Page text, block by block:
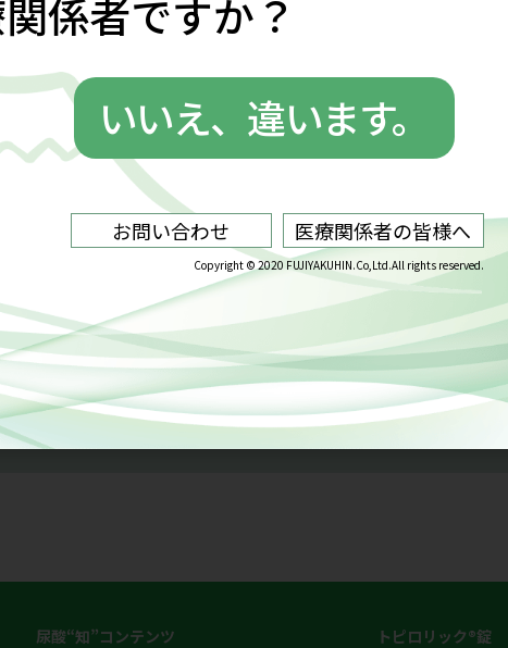
尿酸“知”コンテンツ
トピロリック®錠